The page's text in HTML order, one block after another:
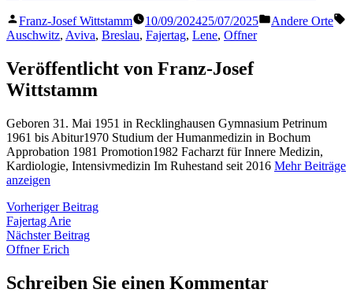
Veröffentlicht
von
Franz-Josef Wittstamm 10/09/202425/07/2025
Veröffentlicht
Andere Orte
Auschwitz, Aviva, Breslau, Fajertag, Lene, Offner
Veröffentlicht von Franz-Josef
Wittstamm
Geboren 31. Mai 1951 in Recklinghausen Gymnasium Petrinum
1961 bis Abitur1970 Studium der Humanmedizin in Bochum
Approbation 1981 Promotion1982 Facharzt für Innere Medizin,
Kardiologie, Intensivmedizin Im Ruhestand seit 2016 Mehr Beiträge
anzeigen
Beitragsnavigation
Vorheriger BeitragVorheriger
Fajertag Arie
Nächster BeitragNächster
Offner Erich
Schreiben Sie einen Kommentar